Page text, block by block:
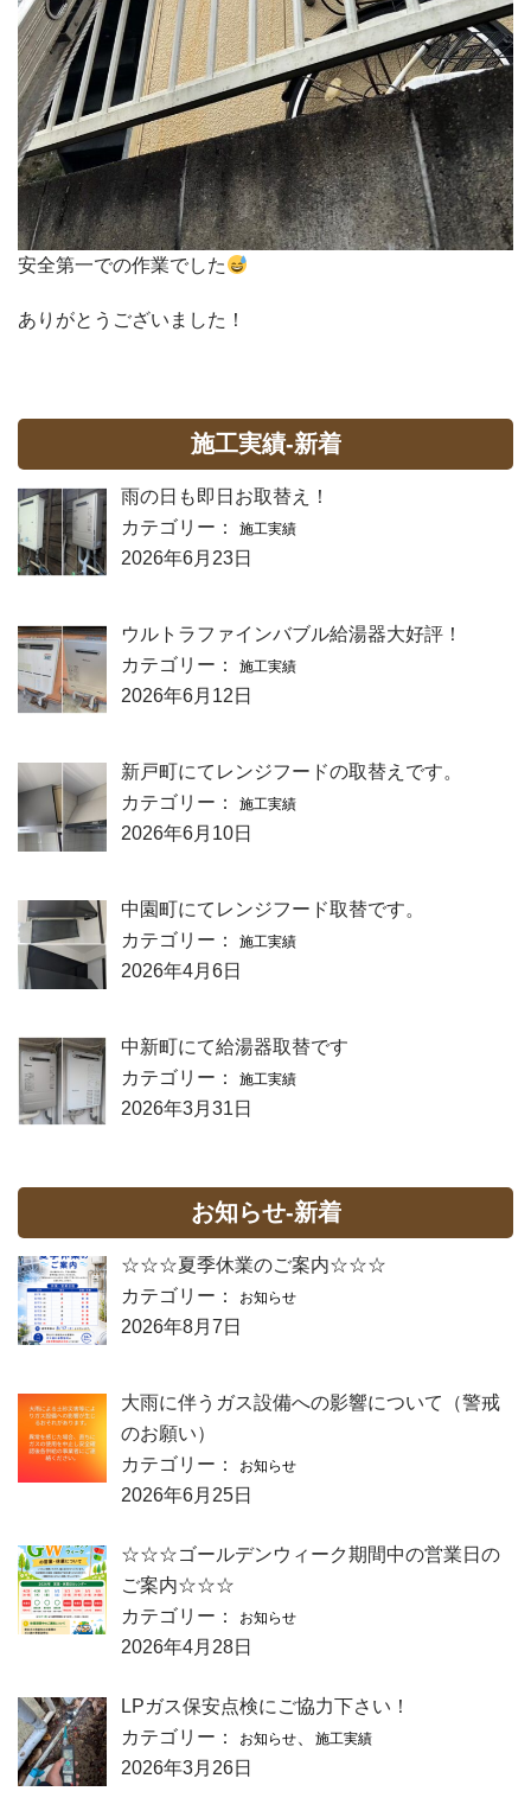
安全第一での作業でした
ありがとうございました！
施工実績-新着
雨の日も即日お取替え！
カテゴリー：
施工実績
2026年6月23日
ウルトラファインバブル給湯器大好評！
カテゴリー：
施工実績
2026年6月12日
新戸町にてレンジフードの取替えです。
カテゴリー：
施工実績
2026年6月10日
中園町にてレンジフード取替です。
カテゴリー：
施工実績
2026年4月6日
中新町にて給湯器取替です
カテゴリー：
施工実績
2026年3月31日
お知らせ-新着
☆☆☆夏季休業のご案内☆☆☆
カテゴリー：
お知らせ
2026年8月7日
大雨に伴うガス設備への影響について（警戒
のお願い）
カテゴリー：
お知らせ
2026年6月25日
☆☆☆ゴールデンウィーク期間中の営業日の
ご案内☆☆☆
カテゴリー：
お知らせ
2026年4月28日
LPガス保安点検にご協力下さい！
カテゴリー：
お知らせ 施工実績
2026年3月26日